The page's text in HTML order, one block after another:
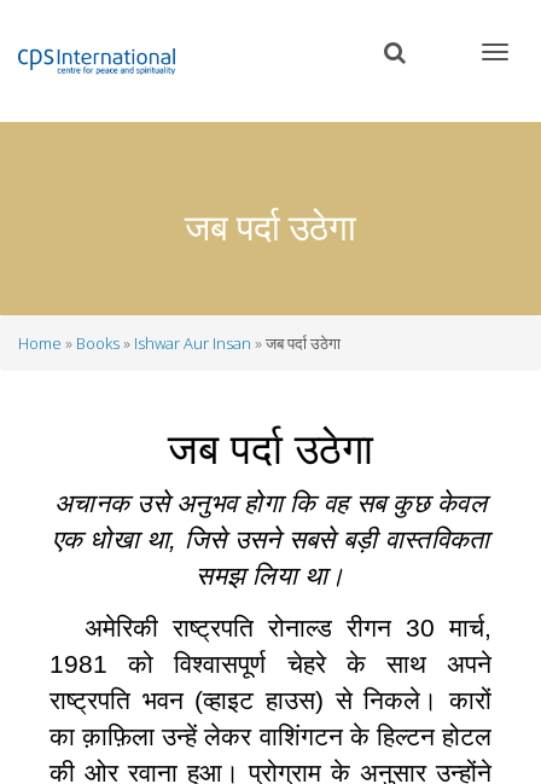
content
जब पर्दा उठेगा
Home Books Ishwar Aur Insan जब पर्दा उठेगा
जब पर्दा उठेगा
अचानक उसे अनुभव होगा कि वह सब कुछ केवल
एक धोखा था, जिसे उसने सबसे बड़ी वास्तविकता
समझ लिया था।
अमेरिकी राष्‍ट्रपति रोनाल्‍ड रीगन 30 मार्च,
1981 को विश्‍वासपूर्ण चेहरे के साथ अपने
राष्‍ट्रपति भवन (‍व्हाइट हाउस) से निकले। कारों
का क़ाफ़िला उन्हें लेकर वाशिंगटन के हिल्‍टन होटल
की ओर रवाना हुआ। प्रोग्राम के अनुसार उन्होंने